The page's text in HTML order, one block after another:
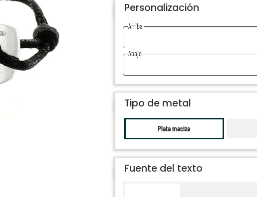
Personalización
Arriba
Abajo
Tipo de metal
Plata maciza
Fuente del texto